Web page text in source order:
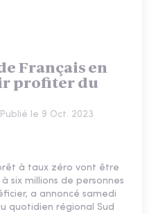
Français en
profiter du
Publié le 9 Oct. 2023
à taux zéro vont être
six millions de personnes
a annoncé samedi
quotidien régional Sud